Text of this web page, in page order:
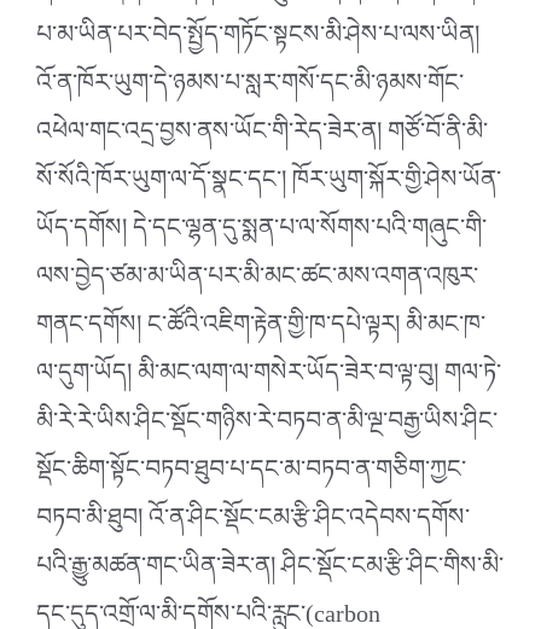
པ་མ་ཡིན་པར་བེད་སྤྱོད་གཏོང་སྟངས་མི་ཤེས་པ་ལས་ཡིན།
འོ་ན་ཁོར་ཡུག་དེ་ཉམས་པ་སླར་གསོ་དང་མི་ཉམས་གོང་
འཕེལ་གང་འདྲ་བྱས་ནས་ཡོང་གི་རེད་ཟེར་ན། གཙོ་བོ་ནི་མི་
སོ་སོའི་ཁོར་ཡུག་ལ་དོ་སྣང་དང༌། ཁོར་ཡུག་སྐོར་གྱི་ཤེས་ཡོན་
ཡོད་དགོས། དེ་དང་ལྷན་དུ་སྨན་པ་ལ་སོགས་པའི་གཞུང་གི་
ལས་བྱེད་ཙམ་མ་ཡིན་པར་མི་མང་ཚང་མས་འགན་འཁུར་
གནང་དགོས། ང་ཚོའི་འཇིག་རྟེན་གྱི་ཁ་དཔེ་ལྟར། མི་མང་ཁ་
ལ་དུག་ཡོད། མི་མང་ལག་ལ་གསེར་ཡོད་ཟེར་བ་ལྟ་བུ། གལ་ཏེ་
མི་རེ་རེ་ཡིས་ཤིང་སྡོང་གཉིས་རེ་བཏབ་ན་མི་ལྔ་བརྒྱ་ཡིས་ཤིང་
སྡོང་ཆིག་སྟོང་བཏབ་ཐུབ་པ་དང་མ་བཏབ་ན་གཅིག་ཀྱང་
བཏབ་མི་ཐུབ། འོ་ན་ཤིང་སྡོང་ངམ་རྩི་ཤིང་འདེབས་དགོས་
པའི་རྒྱུ་མཚན་གང་ཡིན་ཟེར་ན། ཤིང་སྡོང་ངམ་རྩི་ཤིང་གིས་མི་